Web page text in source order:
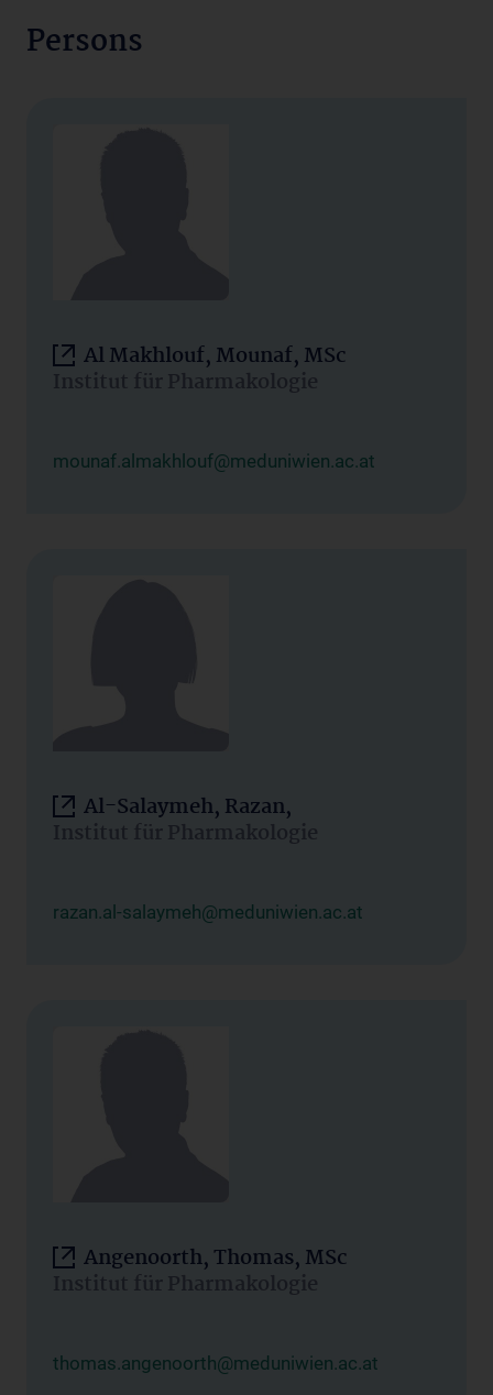
Persons
Al Makhlouf, Mounaf, MSc
Institut für Pharmakologie
mounaf.almakhlouf@meduniwien.ac.at
Al-Salaymeh, Razan,
Institut für Pharmakologie
razan.al-salaymeh@meduniwien.ac.at
Angenoorth, Thomas, MSc
Institut für Pharmakologie
thomas.angenoorth@meduniwien.ac.at